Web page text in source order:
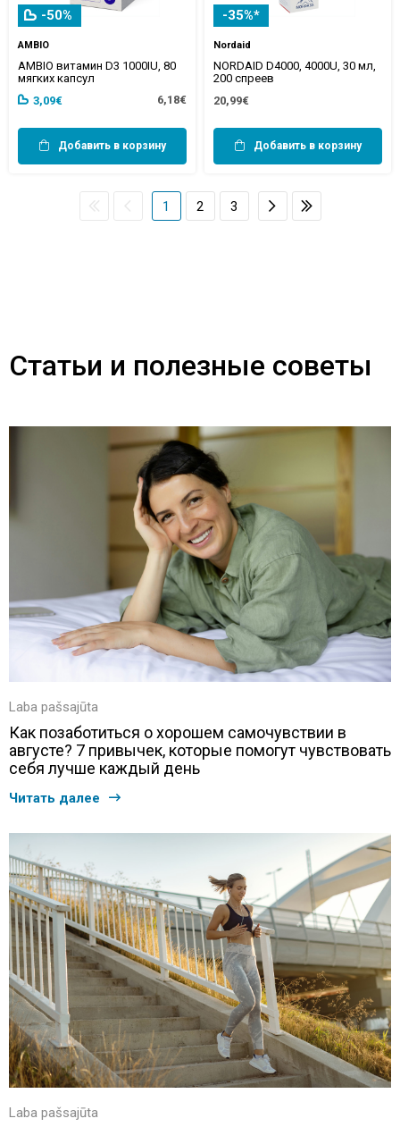
-50%
AMBIO
AMBIO витамин D3 1000IU, 80
мягких капсул
3,09€
6,18€
Добавить в корзину
-35%*
Nordaid
NORDAID D4000, 4000U, 30 мл,
200 спреев
20,99€
Добавить в корзину
1 2 3
Статьи и полезные советы
Laba pašsajūta
Как позаботиться о хорошем самочувствии в
августе? 7 привычек, которые помогут чувствовать
себя лучше каждый день
Читать далее
Laba pašsajūta